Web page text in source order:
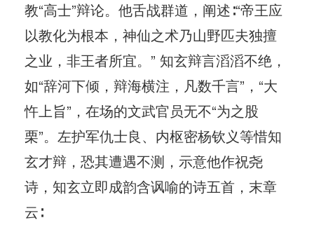
教“高士”辩论。他舌战群道，阐述∶“帝王应
以教化为根本，神仙之术乃山野匹夫独擅
之业，非王者所宜。” 知玄辩言滔滔不绝，
如“辞河下倾，辩海横注，凡数千言”，“大
忤上旨”，在场的文武官员无不“为之股
栗”。左护军仇士良、内枢密杨钦义等惜知
玄才辩，恐其遭遇不测，示意他作祝尧
诗，知玄立即成韵含讽喻的诗五首，末章
云∶